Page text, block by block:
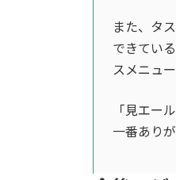
また、タ
できてい
スメニュ
「見エー
一番あり